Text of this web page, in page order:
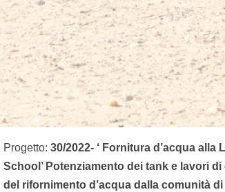
Progetto: 30/2022- ‘ Fornitura d’acqua alla
School’ Potenziamento dei tank e lavori
del rifornimento d’acqua dalla comunità